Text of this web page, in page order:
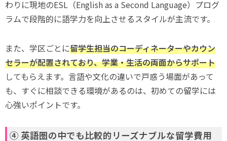
わりに現地のESL（English as a Second Language）プログ
ラムで段階的に語学力を向上させるスタイルが主流です。
また、学区ごとに留学生担当のコーディネーターやカウン
セラーが配置されており、学業・生活の両面からサポート
してもらえます。言語や文化の違いで戸惑う場面があって
も、すぐに相談できる環境があるのは、初めての留学には
心強いポイントです。
④ 英語圏の中でも比較的リーズナブルな留学費用